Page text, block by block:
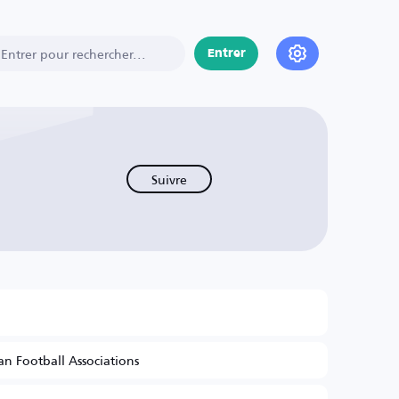
Entrer
Suivre
Football Associations